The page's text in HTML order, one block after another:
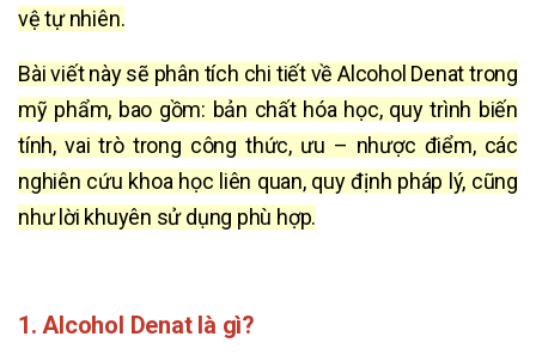
vệ tự nhiên.
Bài viết này sẽ phân tích chi tiết về Alcohol Denat trong
mỹ phẩm, bao gồm: bản chất hóa học, quy trình biến
tính, vai trò trong công thức, ưu – nhược điểm, các
nghiên cứu khoa học liên quan, quy định pháp lý, cũng
như lời khuyên sử dụng phù hợp.
1. Alcohol Denat là gì?